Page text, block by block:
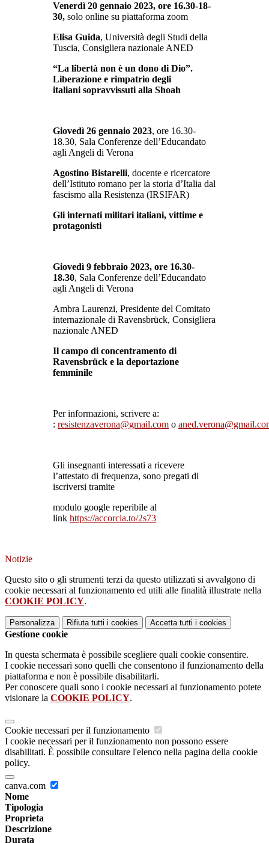
Venerdì 20 gennaio 2023, ore 16.30-18-
30, solo online su piattaforma zoom
Elisa Guida, Università degli Studi della
Tuscia, Consigliera nazionale ANED
“La libertà non è un dono di Dio”.
Liberazione e rimpatrio degli
italiani sopravvissuti alla Shoah
Giovedì 26 gennaio 2023, ore 16.30-
18.30, Sala Conferenze dell’Educandato
agli Angeli di Verona
Agostino Bistarelli, docente e ricercatore
dell’Istituto romano per la storia d’Italia dal
fascismo alla Resistenza (IRSIFAR)
Gli internati militari italiani, vittime e
protagonisti
Giovedì 9 febbraio 2023, ore 16.30-
18.30, Sala Conferenze dell’Educandato
agli Angeli di Verona
Ambra Laurenzi, Presidente del Comitato
internazionale di Ravensbrück, Consigliera
nazionale ANED
Il campo di concentramento di
Ravensbrück e la deportazione
femminile
Per informazioni, scrivere a:
: resistenzaverona@gmail.com o
Gli insegnanti interessati a ricevere
l’attestato di frequenza, sono pregati di
iscriversi tramite
modulo google reperibile al
link https://accorcia.to/2s73
Notizie
Questo sito o gli strumenti terzi da questo utilizzati si avvalgono di
cookie necessari al funzionamento ed utili alle finalità illustrate nella
COOKIE POLICY.
Personalizza Rifiuta tutti i cookies Accetta tutti i cookies
Gestione cookie
In questa schermata è possibile scegliere quali cookie consentire.
I cookie necessari sono quelli che consentono il funzionamento della
piattaforma e non è possibile disabilitarli.
Per conoscere quali sono i cookie necessari al funzionamento potete
visionare la COOKIE POLICY.
Cookie necessari per il funzionamento
I cookie necessari per il funzionamento non possono essere
disabilitati. È possibile consultare l'elenco nella pagina della cookie
policy.
canva.com
Nome
Tipologia
Proprieta
Descrizione
Durata